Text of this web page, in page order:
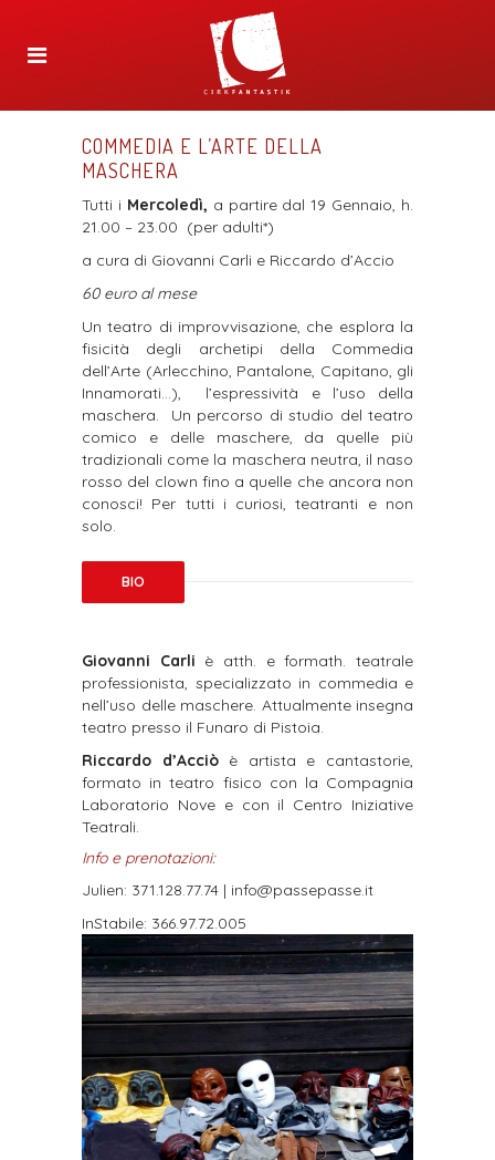
COMMEDIA E L’ARTE DELLA
MASCHERA
Tutti i Mercoledì, a partire dal 19 Gennaio, h.
21.00 – 23.00 (per adulti*)
a cura di Giovanni Carli e Riccardo d’Accio
60 euro al mese
Un teatro di improvvisazione, che esplora la
fisicità degli archetipi della Commedia
dell’Arte (Arlecchino, Pantalone, Capitano, gli
Innamorati…),
l’espressività e l’uso della
maschera.
Un percorso di studio del teatro
comico e delle maschere, da quelle più
tradizionali come la maschera neutra, il naso
rosso del clown fino a quelle che ancora non
conosci! Per tutti i curiosi, teatranti e non
solo.
BIO
Giovanni Carli è atth. e formath. teatrale
professionista, specializzato in commedia e
nell’uso delle maschere. Attualmente insegna
teatro presso il Funaro di Pistoia.
Riccardo d’Acciòè artista e cantastorie,
formato in teatro fisico con la Compagnia
Laboratorio Nove e con il Centro Iniziative
Teatrali.
Info e prenotazioni:
Julien: 371.128.77.74 | info@passepasse.it
InStabile: 366.97.72.005